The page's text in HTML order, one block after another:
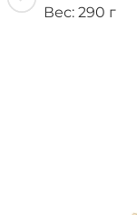
Вес: 290 г